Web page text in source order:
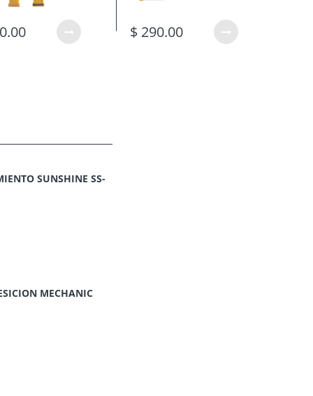
$ 290.00
SUNSHINE SS-
MECHANIC